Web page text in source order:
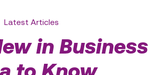
Latest Articles
in Business